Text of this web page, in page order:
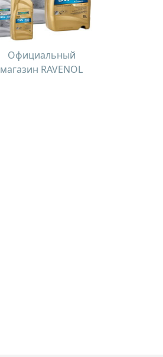
Официальный
магазин RAVENOL